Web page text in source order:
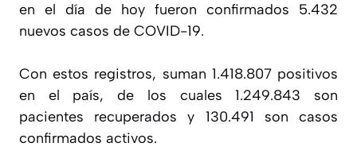
en el día de hoy fueron confirmados 5.432
nuevos casos de COVID-19.
Con estos registros, suman 1.418.807 positivos
en el país, de los cuales 1.249.843 son
pacientes recuperados y 130.491 son casos
confirmados activos.